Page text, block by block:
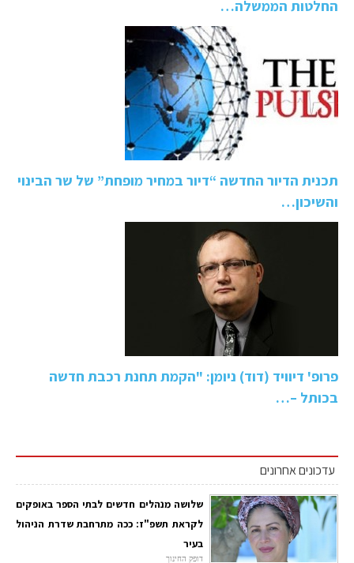
החלטות הממשלה…
תכנית הדיור החדשה “דיור במחיר מופחת” של שר הבינוי
והשיכון…
פרופ' דיוויד (דוד) ניומן: "הקמת תחנת רכבת חדשה
בכותל –…
עדכונים אחרונים
שלושה מנהלים חדשים לבתי הספר באופקים
לקראת תשפ"ז: ככה מתרחבת שדרת הניהול
בעיר
דופק החינוך